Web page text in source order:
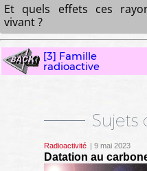
Sujets
Radioactivité | 9 mai 2023
Datation au
Et quels effets ces
vivant ?
[3] Famille
radioactive